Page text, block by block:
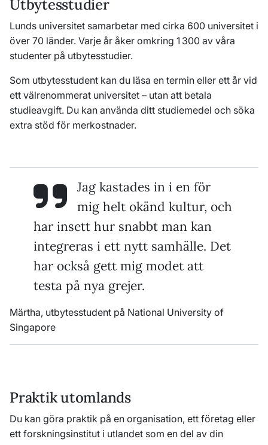
Utbytesstudier
Lunds universitet samarbetar med cirka 600 universitet i
över 70 länder. Varje år åker omkring 1 300 av våra
studenter på utbytesstudier.
Som utbytesstudent kan du läsa en termin eller ett år vid
ett välrenommerat universitet – utan att betala
studieavgift. Du kan använda ditt studiemedel och söka
extra stöd för merkostnader.
Jag kastades in i en för
mig helt okänd kultur, och
har insett hur snabbt man kan
integreras i ett nytt samhälle. Det
har också gett mig modet att
testa på nya grejer.
Märtha, utbytesstudent på National University of
Singapore
Praktik utomlands
Du kan göra praktik på en organisation, ett företag eller
ett forskningsinstitut i utlandet som en del av din